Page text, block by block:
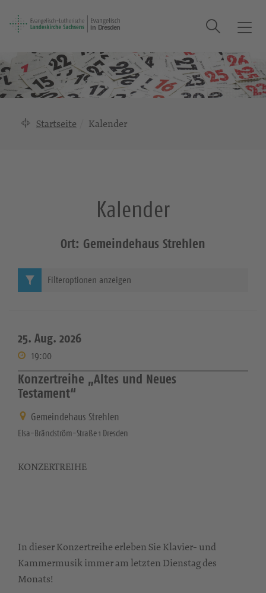
T
g
g
l
Suche
Startseite Kalender
Kalender
Ort: Gemeindehaus Strehlen
25. Aug. 2026
19:00
Konzertreihe „Altes und Neues
Testament“
Gemeindehaus Strehlen
Elsa-Brändström-Straße 1 Dresden
KONZERTREIHE
In dieser Konzertreihe erleben Sie Klavier- und
Kammermusik immer am letzten Dienstag des
Monats!
Filteroptionen anzeigen